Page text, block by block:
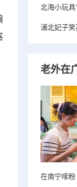
北海小玩具
浦北妃子
老外在
在南宁嗦粉